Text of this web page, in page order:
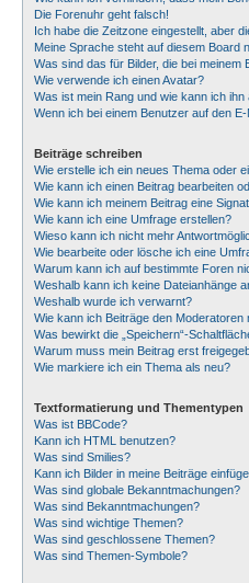
Die Forenuhr geht falsch!
Ich habe die Zeitzone eingestellt, aber
Meine Sprache steht auf diesem Board
Was sind das für Bilder, die bei
Wie verwende ich einen Avatar?
Was ist mein Rang und wie kann ich ihn
Wenn ich bei einem Benutzer auf den
Beiträge schreiben
Wie erstelle ich ein neues Thema oder
Wie kann ich einen Beitrag bearbeiten
Wie kann ich meinem Beitrag eine
Wie kann ich eine Umfrage erstellen?
Wieso kann ich nicht mehr
Wie bearbeite oder lösche ich eine
Warum kann ich auf bestimmte Foren
Weshalb kann ich keine Dateianhänge
Weshalb wurde ich verwarnt?
Wie kann ich Beiträge den Moderatoren
Was bewirkt die „Speichern“-
Warum muss mein Beitrag erst
Wie markiere ich ein Thema als neu?
Textformatierung und Thementypen
Was ist BBCode?
Kann ich HTML benutzen?
Was sind Smilies?
Kann ich Bilder in meine Beiträge
Was sind globale Bekanntmachungen?
Was sind Bekanntmachungen?
Was sind wichtige Themen?
Was sind geschlossene Themen?
Was sind Themen-Symbole?